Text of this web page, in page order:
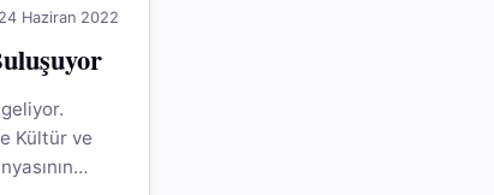
24 Haziran 2022
Kültür ve